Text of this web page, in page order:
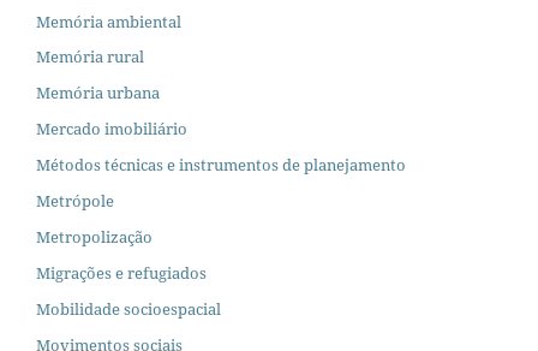
Memória ambiental
Memória rural
Memória urbana
Mercado imobiliário
Métodos técnicas e instrumentos de planejamento
Metrópole
Metropolização
Migrações e refugiados
Mobilidade socioespacial
Movimentos sociais